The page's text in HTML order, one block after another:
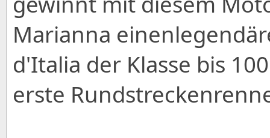
Marianna
d'Italia der Klasse bis
erste